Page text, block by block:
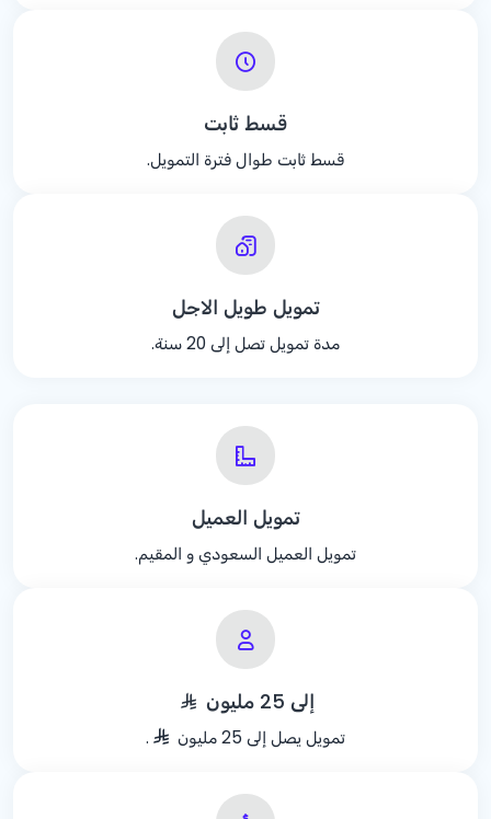
قسط ثابت
قسط ثابت طوال فترة التمويل.
تمويل طويل الاجل
مدة تمويل تصل إلى 20 سنة.
تمويل العميل
تمويل العميل السعودي و المقيم.
إلى 25 مليون
تمويل يصل إلى 25 مليون .